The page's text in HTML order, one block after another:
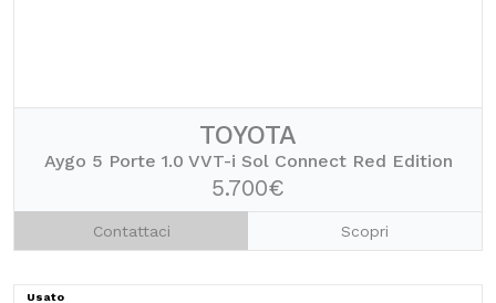
TOYOTA
Aygo 5 Porte 1.0 VVT-i Sol Connect Red Edition
5.700€
Contattaci Scopri
Usato